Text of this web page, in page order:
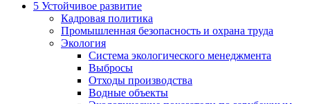
5 Устойчивое развитие
Кадровая политика
Промышленная безопасность и охрана труда
Экология
Система экологического менеджмента
Выбросы
Отходы производства
Водные объекты